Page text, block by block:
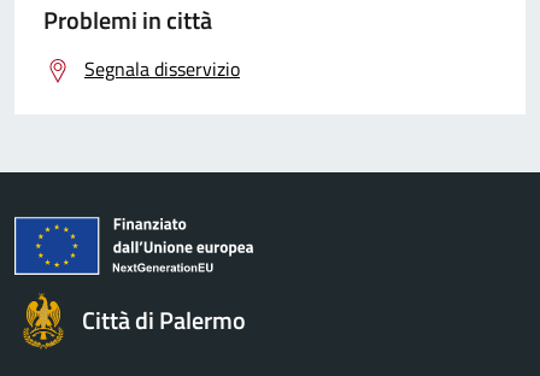
Problemi in città
Segnala disservizio
Città di Palermo